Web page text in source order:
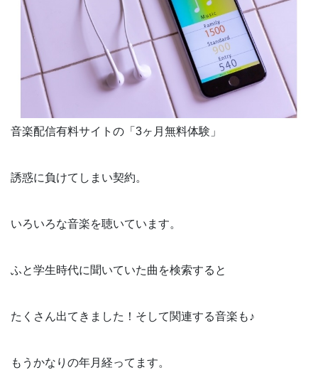
音楽配信有料サイトの「3ヶ月無料体験」
誘惑に負けてしまい契約。
いろいろな音楽を聴いています。
ふと学生時代に聞いていた曲を検索すると
たくさん出てきました！そして関連する音楽も♪
もうかなりの年月経ってます。